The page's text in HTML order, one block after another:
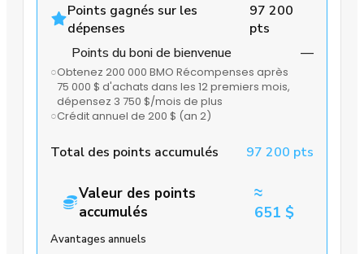
Points gagnés sur les
dépenses
97 200
pts
Points du boni de bienvenue
—
○Obtenez 200 000 BMO Récompenses après
75 000 $ d'achats dans les 12 premiers mois,
dépensez 3 750 $/mois de plus
○Crédit annuel de 200 $ (an 2)
Total des points accumulés 97 200 pts
Valeur des points
accumulés
≈
651 $
Avantages annuels